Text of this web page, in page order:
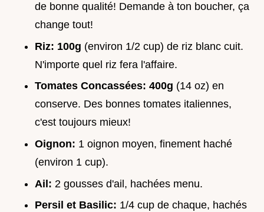
de bonne qualité! Demande à ton boucher, ça
change tout!
Riz: 100g (environ 1/2 cup) de riz blanc cuit.
N'importe quel riz fera l'affaire.
Tomates Concassées: 400g (14 oz) en
conserve. Des bonnes tomates italiennes,
c'est toujours mieux!
Oignon: 1 oignon moyen, finement haché
(environ 1 cup).
Ail: 2 gousses d'ail, hachées menu.
Persil et Basilic: 1/4 cup de chaque, hachés